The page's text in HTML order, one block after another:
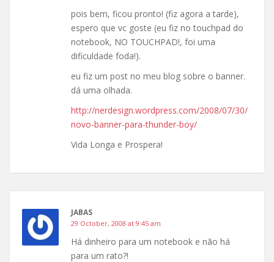
pois bem, ficou pronto! (fiz agora a tarde),
espero que vc goste (eu fiz no touchpad do
notebook, NO TOUCHPAD!, foi uma
dificuldade foda!).
eu fiz um post no meu blog sobre o banner.
dá uma olhada.
http://nerdesign.wordpress.com/2008/07/30/
novo-banner-para-thunder-boy/
Vida Longa e Prospera!
JABAS
29 October, 2008 at 9:45 am
Há dinheiro para um notebook e não há
para um rato?!